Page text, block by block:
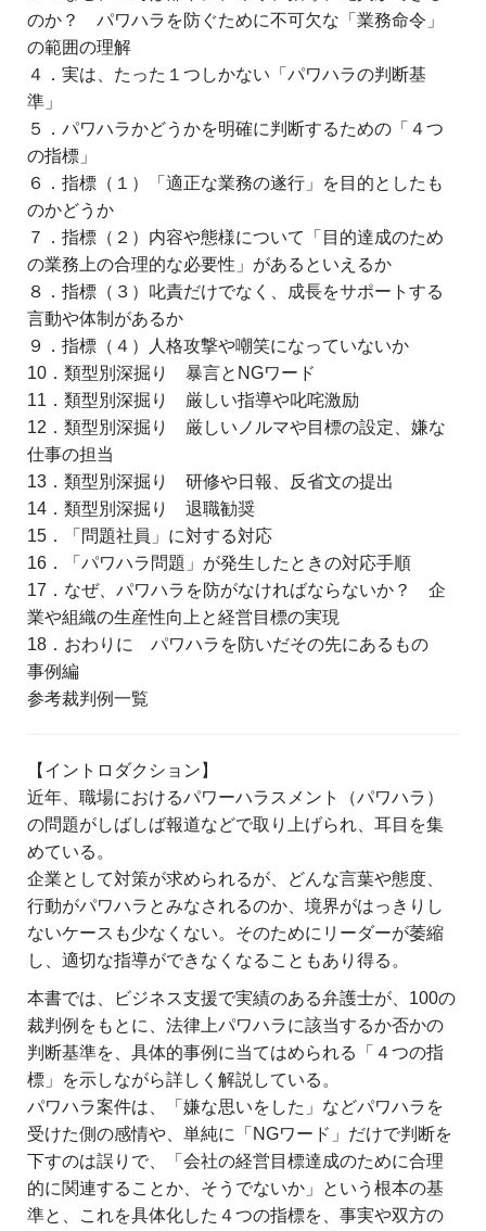
のか？ パワハラを防ぐために不可欠な「業務命令」
の範囲の理解
４．実は、たった１つしかない「パワハラの判断基
準」
５．パワハラかどうかを明確に判断するための「４つ
の指標」
６．指標（１）「適正な業務の遂行」を目的としたも
のかどうか
７．指標（２）内容や態様について「目的達成のため
の業務上の合理的な必要性」があるといえるか
８．指標（３）叱責だけでなく、成長をサポートする
言動や体制があるか
９．指標（４）人格攻撃や嘲笑になっていないか
10．類型別深掘り 暴言とNGワード
11．類型別深掘り 厳しい指導や叱咤激励
12．類型別深掘り 厳しいノルマや目標の設定、嫌な
仕事の担当
13．類型別深掘り 研修や日報、反省文の提出
14．類型別深掘り 退職勧奨
15．「問題社員」に対する対応
16．「パワハラ問題」が発生したときの対応手順
17．なぜ、パワハラを防がなければならないか？ 企
業や組織の生産性向上と経営目標の実現
18．おわりに パワハラを防いだその先にあるもの
事例編
参考裁判例一覧
【イントロダクション】
近年、職場におけるパワーハラスメント（パワハラ）
の問題がしばしば報道などで取り上げられ、耳目を集
めている。
企業として対策が求められるが、どんな言葉や態度、
行動がパワハラとみなされるのか、境界がはっきりし
ないケースも少なくない。そのためにリーダーが萎縮
し、適切な指導ができなくなることもあり得る。
本書では、ビジネス支援で実績のある弁護士が、100の
裁判例をもとに、法律上パワハラに該当するか否かの
判断基準を、具体的事例に当てはめられる「４つの指
標」を示しながら詳しく解説している。
パワハラ案件は、「嫌な思いをした」などパワハラを
受けた側の感情や、単純に「NGワード」だけで判断を
下すのは誤りで、「会社の経営目標達成のために合理
的に関連することか、そうでないか」という根本の基
準と、これを具体化した４つの指標を、事実や双方の